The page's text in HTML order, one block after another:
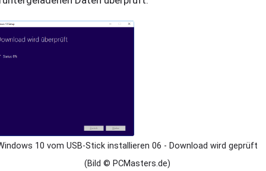
10 vom USB-Stick installieren 06 - Download wird geprüft
(Bild © PCMasters.de)